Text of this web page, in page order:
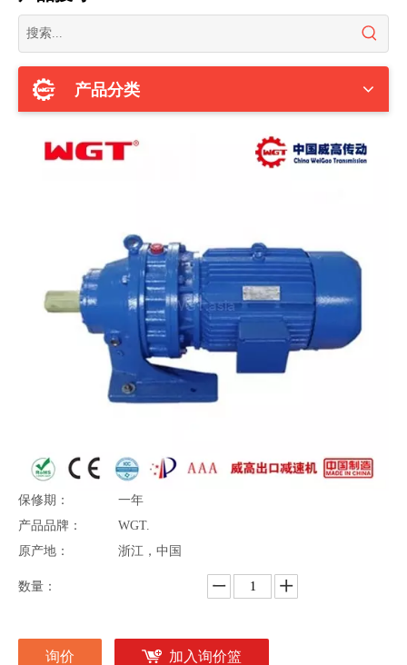
分享到：
BL，BW，BLD，BWD，XL，XW，XLD，XW
D
出厂价格：
$ 500〜$ 5000
最低订购量：
10片
3天（1-100件）
50片
30天（3000粒）
产品包装：
标准出口胶合板盒
离岸港口：
宁波/上海港
保修期：
一年
产品品牌：
WGT.
原产地：
浙江，中国
数量：
询价 加入询价篮